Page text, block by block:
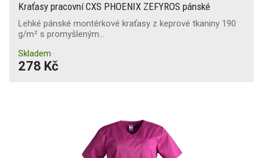
Kraťasy pracovní CXS PHOENIX ZEFYROS pánské
Lehké pánské montérkové kraťasy z keprové tkaniny 190
g/m² s promyšleným…
Skladem
278 Kč